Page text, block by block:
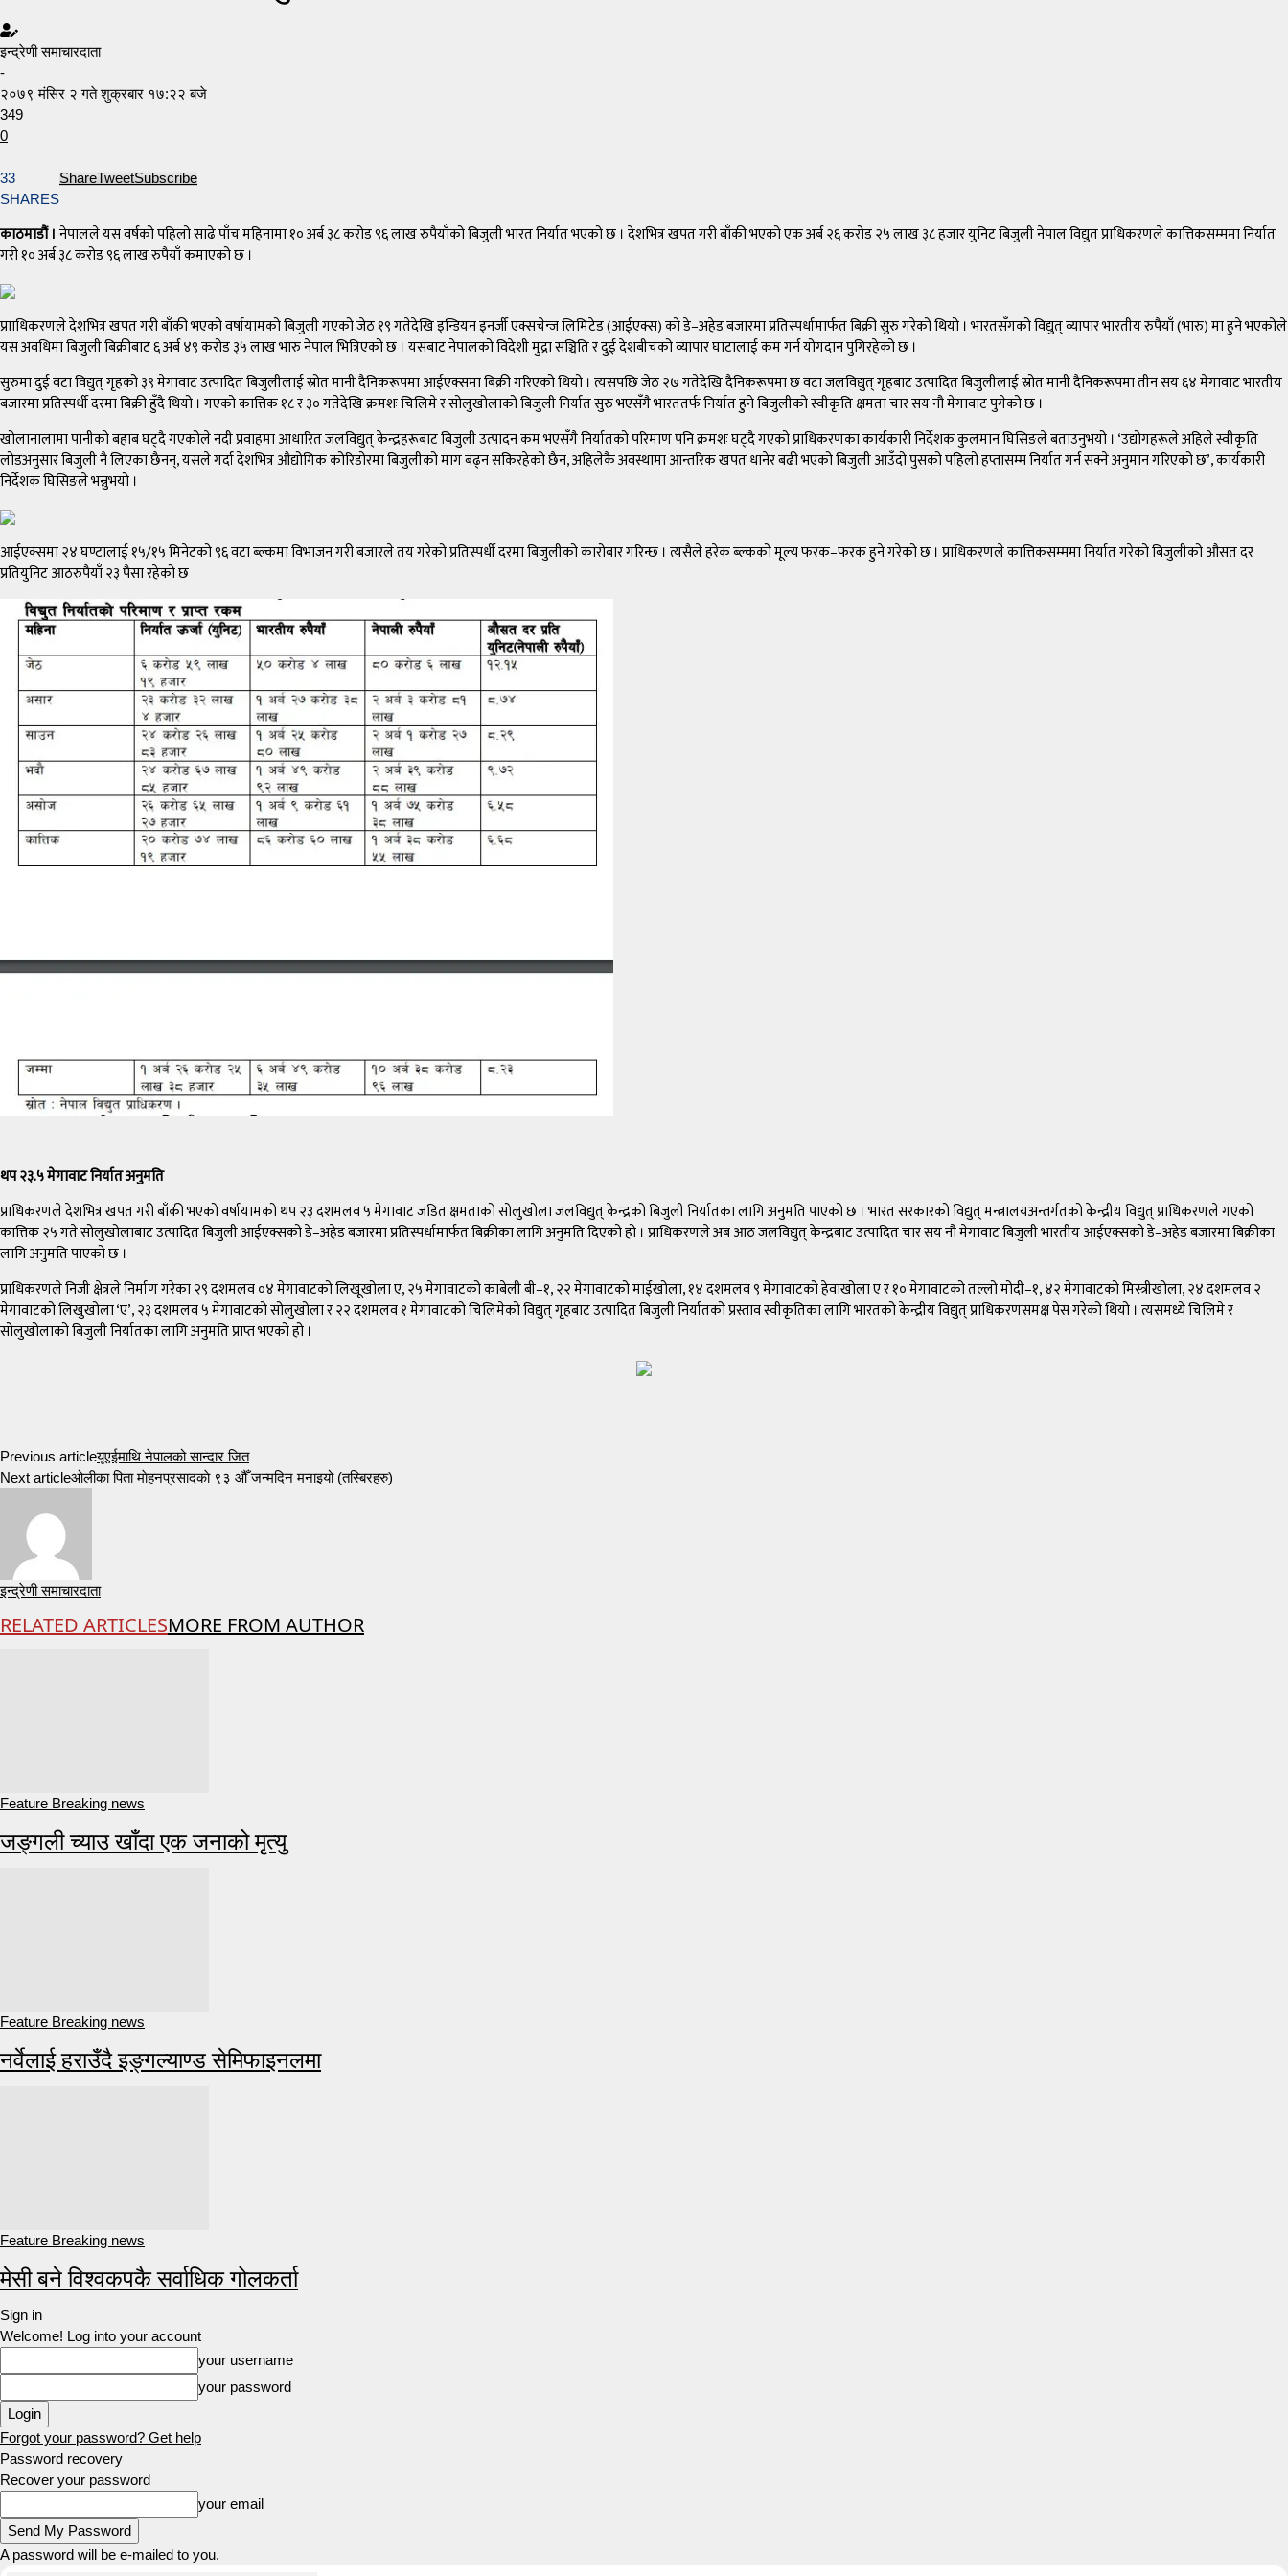
इन्द्रेणी समाचारदाता
-
२०७९ मंसिर २ गते शुक्रबार १७:२२ बजे
349
0
33
SHARES
ShareTweetSubscribe
काठमाडौं । नेपालले यस वर्षको पहिलो साढे पाँच महिनामा १० अर्ब ३८ करोड ९६ लाख रुपैयाँको बिजुली भारत निर्यात भएको छ । देशभित्र खपत गरी बाँकी भएको एक अर्ब २६ करोड २५ लाख ३८ हजार युनिट बिजुली नेपाल विद्युत प्राधिकरणले कात्तिकसम्ममा निर्यात
गरी १० अर्ब ३८ करोड ९६ लाख रुपैयाँ कमाएको छ ।
प्रााधिकरणले देशभित्र खपत गरी बाँकी भएको वर्षायामको बिजुली गएको जेठ १९ गतेदेखि इन्डियन इनर्जी एक्सचेन्ज लिमिटेड (आईएक्स) को डे–अहेड बजारमा प्रतिस्पर्धामार्फत बिक्री सुरु गरेको थियो । भारतसँगको विद्युत् व्यापार भारतीय रुपैयाँ (भारु) मा हुने भएकोले
यस अवधिमा बिजुली बिक्रीबाट ६ अर्ब ४९ करोड ३५ लाख भारु नेपाल भित्रिएको छ । यसबाट नेपालको विदेशी मुद्रा सञ्चिति र दुई देशबीचको व्यापार घाटालाई कम गर्न योगदान पुगिरहेको छ ।
सुरुमा दुई वटा विद्युत् गृहको ३९ मेगावाट उत्पादित बिजुलीलाई स्रोत मानी दैनिकरूपमा आईएक्समा बिक्री गरिएको थियो । त्यसपछि जेठ २७ गतेदेखि दैनिकरूपमा छ वटा जलविद्युत् गृहबाट उत्पादित बिजुलीलाई स्रोत मानी दैनिकरूपमा तीन सय ६४ मेगावाट भारतीय
बजारमा प्रतिस्पर्धी दरमा बिक्री हुँदै थियो । गएको कात्तिक १८ र ३० गतेदेखि क्रमशः चिलिमे र सोलुखोलाको बिजुली निर्यात सुरु भएसँगै भारततर्फ निर्यात हुने बिजुलीको स्वीकृति क्षमता चार सय नौ मेगावाट पुगेको छ ।
खोलानालामा पानीको बहाब घट्दै गएकोले नदी प्रवाहमा आधारित जलविद्युत् केन्द्रहरूबाट बिजुली उत्पादन कम भएसँगै निर्यातको परिमाण पनि क्रमशः घट्दै गएको प्राधिकरणका कार्यकारी निर्देशक कुलमान घिसिङले बताउनुभयो । ‘उद्योगहरूले अहिले स्वीकृति
लोडअनुसार बिजुली नै लिएका छैनन्, यसले गर्दा देशभित्र औद्योगिक कोरिडोरमा बिजुलीको माग बढ्न सकिरहेको छैन, अहिलेकै अवस्थामा आन्तरिक खपत धानेर बढी भएको बिजुली आउँदो पुसको पहिलो हप्तासम्म निर्यात गर्न सक्ने अनुमान गरिएको छ’, कार्यकारी
निर्देशक घिसिङले भन्नुभयो ।
आईएक्समा २४ घण्टालाई १५/१५ मिनेटको ९६ वटा ब्ल्कमा विभाजन गरी बजारले तय गरेको प्रतिस्पर्धी दरमा बिजुलीको कारोबार गरिन्छ । त्यसैले हरेक ब्ल्कको मूल्य फरक–फरक हुने गरेको छ । प्राधिकरणले कात्तिकसम्ममा निर्यात गरेको बिजुलीको औसत दर
प्रतियुनिट आठरुपैयाँ २३ पैसा रहेको छ
थप २३.५ मेगावाट निर्यात अनुमति
प्राधिकरणले देशभित्र खपत गरी बाँकी भएको वर्षायामको थप २३ दशमलव ५ मेगावाट जडित क्षमताको सोलुखोला जलविद्युत् केन्द्रको बिजुली निर्यातका लागि अनुमति पाएको छ । भारत सरकारको विद्युत् मन्त्रालयअन्तर्गतको केन्द्रीय विद्युत् प्राधिकरणले गएको
कात्तिक २५ गते सोलुखोलाबाट उत्पादित बिजुली आईएक्सको डे–अहेड बजारमा प्रतिस्पर्धामार्फत बिक्रीका लागि अनुमति दिएको हो । प्राधिकरणले अब आठ जलविद्युत् केन्द्रबाट उत्पादित चार सय नौ मेगावाट बिजुली भारतीय आईएक्सको डे–अहेड बजारमा बिक्रीका
लागि अनुमति पाएको छ ।
प्राधिकरणले निजी क्षेत्रले निर्माण गरेका २९ दशमलव ०४ मेगावाटको लिखूखोला ए, २५ मेगावाटको काबेली बी–१, २२ मेगावाटको माईखोला, १४ दशमलव ९ मेगावाटको हेवाखोला ए र १० मेगावाटको तल्लो मोदी–१, ४२ मेगावाटको मिस्त्रीखोला, २४ दशमलव २
मेगावाटको लिखुखोला ‘ए’, २३ दशमलव ५ मेगावाटको सोलुखोला र २२ दशमलव १ मेगावाटको चिलिमेको विद्युत् गृहबाट उत्पादित बिजुली निर्यातको प्रस्ताव स्वीकृतिका लागि भारतको केन्द्रीय विद्युत् प्राधिकरणसमक्ष पेस गरेको थियो । त्यसमध्ये चिलिमे र
सोलुखोलाको बिजुली निर्यातका लागि अनुमति प्राप्त भएको हो ।
Previous articleयूएईमाथि नेपालको सान्दार जित
Next articleओलीका पिता माेहनप्रसादकाे ९३ औँ जन्मदिन मनाइयो (तस्बिरहरु)
इन्द्रेणी समाचारदाता
RELATED ARTICLESMORE FROM AUTHOR
Feature Breaking news
जङ्गली च्याउ खाँदा एक जनाको मृत्यु
Feature Breaking news
नर्वेलाई हराउँदै इङ्गल्याण्ड सेमिफाइनलमा
Feature Breaking news
मेसी बने विश्वकपकै सर्वाधिक गोलकर्ता
Sign in
Welcome! Log into your account
your username
your password
Forgot your password? Get help
Password recovery
Recover your password
your email
A password will be e-mailed to you.